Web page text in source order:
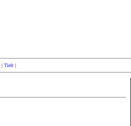
| Tielt |